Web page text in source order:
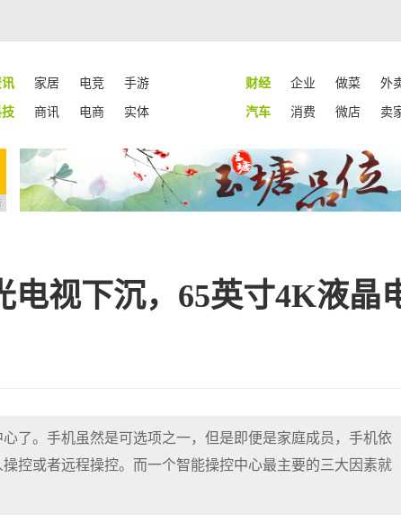
家居 电竞 手游 财经 企业 做菜
外
商讯 电商 实体 汽车 消费 微店 卖
视下沉，65英寸4K液晶
了。手机虽然是可选项之一，但是即便是家庭成员，手机依
控或者远程操控。而一个智能操控中心最主要的三大因素就